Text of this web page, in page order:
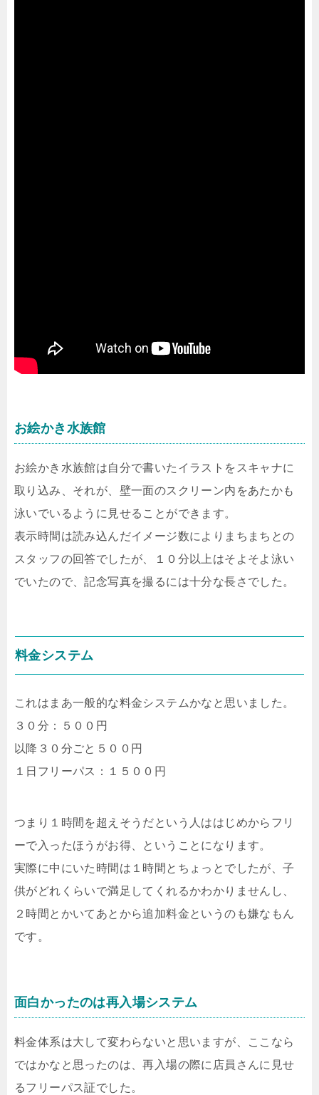
お絵かき水族館
お絵かき水族館は自分で書いたイラストをスキャナに
取り込み、それが、壁一面のスクリーン内をあたかも
泳いでいるように見せることができます。
表示時間は読み込んだイメージ数によりまちまちとの
スタッフの回答でしたが、１０分以上はそよそよ泳い
でいたので、記念写真を撮るには十分な長さでした。
料金システム
これはまあ一般的な料金システムかなと思いました。
３０分：５００円
以降３０分ごと５００円
１日フリーパス：１５００円
つまり１時間を超えそうだという人ははじめからフリ
ーで入ったほうがお得、ということになります。
実際に中にいた時間は１時間とちょっとでしたが、子
供がどれくらいで満足してくれるかわかりませんし、
２時間とかいてあとから追加料金というのも嫌なもん
です。
面白かったのは再入場システム
料金体系は大して変わらないと思いますが、ここなら
ではかなと思ったのは、再入場の際に店員さんに見せ
るフリーパス証でした。